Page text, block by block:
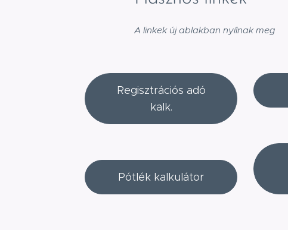
A linkek új ablakban nyílnak meg
Regisztrációs adó
kalk.
Pótlék kalkulátor